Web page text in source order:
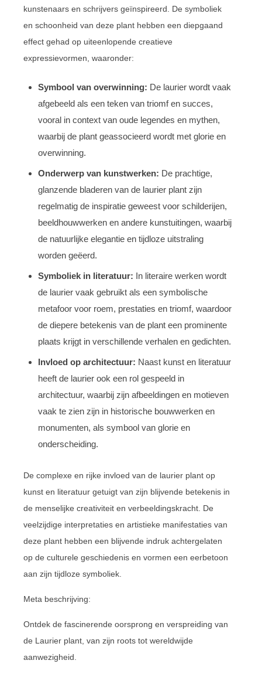
kunstenaars en schrijvers geïnspireerd. De symboliek
en schoonheid van deze plant hebben een diepgaand
effect gehad op uiteenlopende creatieve
expressievormen, waaronder:
Symbool van overwinning: De laurier wordt vaak
afgebeeld als een teken van triomf en succes,
vooral in context van oude legendes en mythen,
waarbij de plant geassocieerd wordt met glorie en
overwinning.
Onderwerp van kunstwerken: De prachtige,
glanzende bladeren van de laurier plant zijn
regelmatig de inspiratie geweest voor schilderijen,
beeldhouwwerken en andere kunstuitingen, waarbij
de natuurlijke elegantie en tijdloze uitstraling
worden geëerd.
Symboliek in literatuur: In literaire werken wordt
de laurier vaak gebruikt als een symbolische
metafoor voor roem, prestaties en triomf, waardoor
de diepere betekenis van de plant een prominente
plaats krijgt in verschillende verhalen en gedichten.
Invloed op architectuur: Naast kunst en literatuur
heeft de laurier ook een rol gespeeld in
architectuur, waarbij zijn afbeeldingen en motieven
vaak te zien zijn in historische bouwwerken en
monumenten, als symbool van glorie en
onderscheiding.
De complexe en rijke invloed van de laurier plant op
kunst en literatuur getuigt van zijn blijvende betekenis in
de menselijke creativiteit en verbeeldingskracht. De
veelzijdige interpretaties en artistieke manifestaties van
deze plant hebben een blijvende indruk achtergelaten
op de culturele geschiedenis en vormen een eerbetoon
aan zijn tijdloze symboliek.
Meta beschrijving:
Ontdek de fascinerende oorsprong en verspreiding van
de Laurier plant, van zijn roots tot wereldwijde
aanwezigheid.